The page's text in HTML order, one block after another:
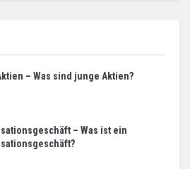
– Was sind junge Aktien?
– Was ist ein